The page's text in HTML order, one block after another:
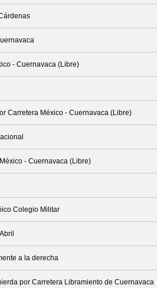
- Cuernavaca (Libre)
Carretera México - Cuernavaca (Libre)
- Cuernavaca (Libre)
Colegio Militar
a la derecha
por Carretera Libramiento de Cuernavaca